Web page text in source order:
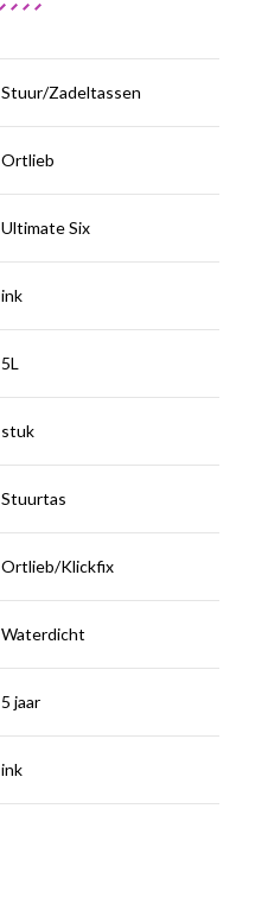
Stuur/Zadeltassen
Ortlieb
Ultimate Six
ink
5L
stuk
Stuurtas
Ortlieb/Klickfix
Waterdicht
5 jaar
ink